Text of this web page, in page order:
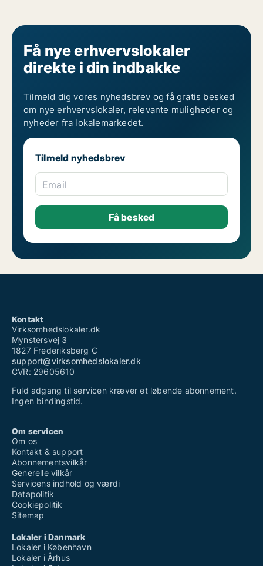
Få nye erhvervslokaler
direkte i din indbakke
Tilmeld dig vores nyhedsbrev og få gratis besked
om nye erhvervslokaler, relevante muligheder og
nyheder fra lokalemarkedet.
Tilmeld nyhedsbrev
Email
Kontakt
Virksomhedslokaler.dk
Mynstersvej 3
1827 Frederiksberg C
support@virksomhedslokaler.dk
CVR: 29605610
Fuld adgang til servicen kræver et løbende abonnement.
Ingen bindingstid.
Om servicen
Om os
Kontakt & support
Abonnementsvilkår
Generelle vilkår
Servicens indhold og værdi
Datapolitik
Cookiepolitik
Sitemap
Lokaler i Danmark
Lokaler i København
Lokaler i Århus